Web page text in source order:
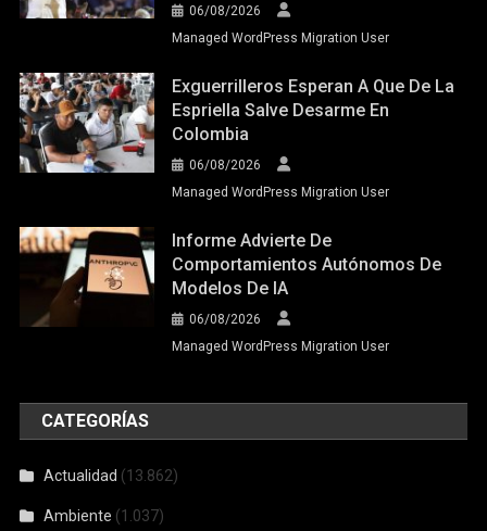
06/08/2026
Managed WordPress Migration User
Exguerrilleros Esperan A Que De La
Espriella Salve Desarme En
Colombia
06/08/2026
Managed WordPress Migration User
Informe Advierte De
Comportamientos Autónomos De
Modelos De IA
06/08/2026
Managed WordPress Migration User
CATEGORÍAS
Actualidad (13.862)
Ambiente (1.037)